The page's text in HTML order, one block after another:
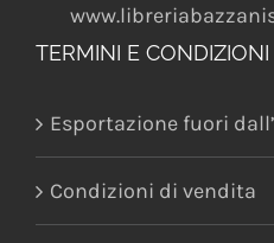
TERMINI E CONDIZIONI
Esportazione fuori
Condizioni di vendita